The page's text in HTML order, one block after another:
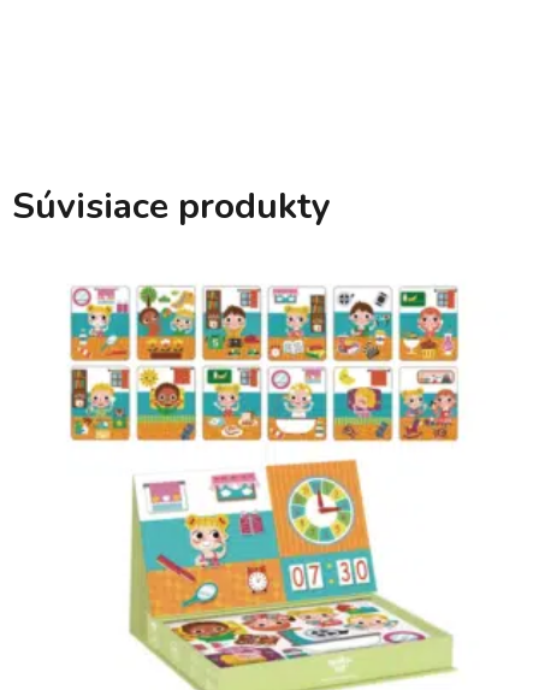
Súvisiace produkty